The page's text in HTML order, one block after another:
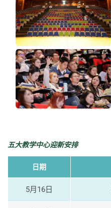
五大教学中心迎新安排
日期
5月16日